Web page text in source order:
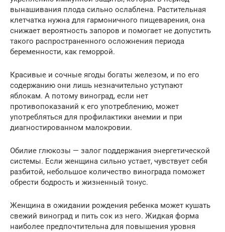
вынашивания плода сильно ослаблена. Растительная
клетчатка нужна для гармоничного пищеварения, она
снижает вероятность запоров и помогает не допустить
такого распространенного осложнения периода
беременности, как геморрой.
Красивые и сочные ягоды богаты железом, и по его
содержанию они лишь незначительно уступают
яблокам. А потому виноград, если нет
противопоказаний к его употреблению, может
употребляться для профилактики анемии и при
диагностированном малокровии.
Обилие глюкозы — залог поддержания энергетической
системы. Если женщина сильно устает, чувствует себя
разбитой, небольшое количество винограда поможет
обрести бодрость и жизненный тонус.
Женщина в ожидании рождения ребенка может кушать
свежий виноград и пить сок из него. Жидкая форма
наиболее предпочтительна для повышения уровня